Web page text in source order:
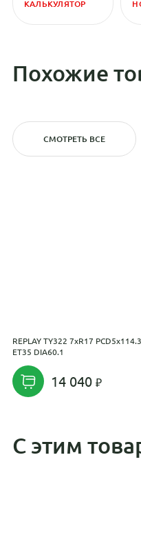
КАЛЬКУЛЯТОР
Похожие
СМОТРЕТЬ ВСЕ
REPLAY TY322 7xR17 PCD5x114.3
ET35 DIA60.1
14 040
С этим